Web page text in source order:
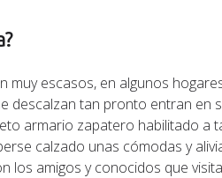
muy escasos, en algunos
descalzan tan pronto entran en
armario zapatero habilitado a
calzado unas cómodas y
los amigos y conocidos que